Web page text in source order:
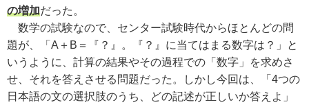
の増加だった。
数学の試験なので、センター試験時代からほとんどの問
題が、「A＋B＝『？』。『？』に当てはまる数字は？」と
いうように、計算の結果やその過程での「数字」を求めさ
せ、それを答えさせる問題だった。しかし今回は、「4つの
日本語の文の選択肢のうち、どの記述が正しいか答えよ」